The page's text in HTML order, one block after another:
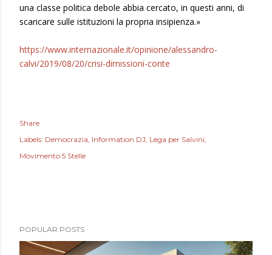
una classe politica debole abbia cercato, in questi anni, di
scaricare sulle istituzioni la propria insipienza.»
https://www.internazionale.it/opinione/alessandro-
calvi/2019/08/20/crisi-dimissioni-conte
Share
Labels: Democrazia Information DJ Lega per Salvini
Movimento 5 Stelle
POPULAR POSTS